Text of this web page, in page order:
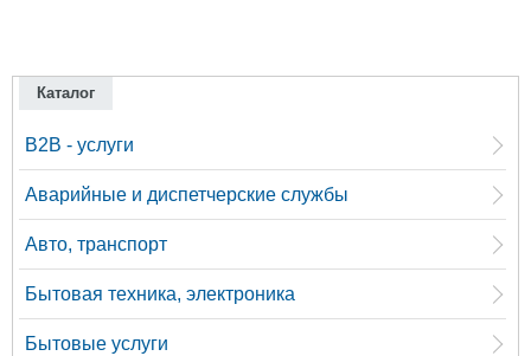
Погода
Курсы валют
Каталог
B2B - услуги
Аварийные и диспетчерские службы
Авто, транспорт
Бытовая техника, электроника
Бытовые услуги